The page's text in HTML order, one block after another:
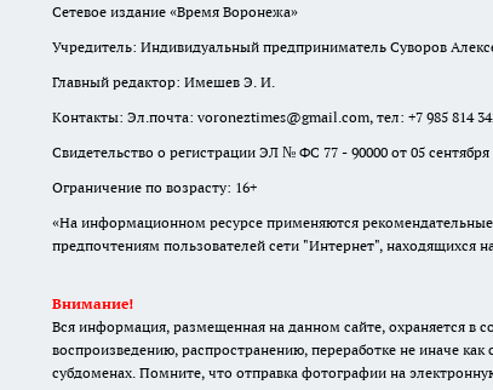
Сетевое издание «Время Воронежа»
Учредитель: Индивидуальный предприниматель Суворов
Главный редактор: Имешев Э. И.
Контакты: Эл.почта: voroneztimes@gmail.com, тел: +7 985 814
Свидетельство о регистрации ЭЛ № ФС 77 - 90000 от 05 сентября
Ограничение по возрасту: 16+
«На информационном ресурсе применяются
предпочтениям пользователей сети "Интернет", находящихся
Внимание!
Вся информация, размещенная на данном сайте, охраняется в
воспроизведению, распространению, переработке не иначе
субдоменах. Помните, что отправка фотографии на